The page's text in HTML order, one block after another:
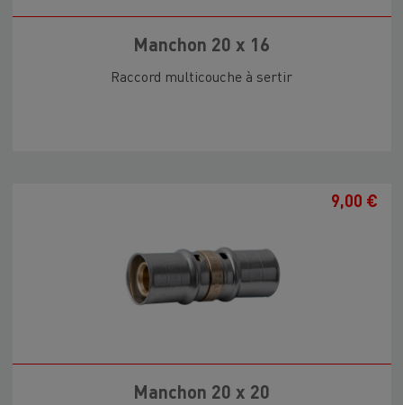
Manchon 20 x 16
Raccord multicouche à sertir
9,00 €
Manchon 20 x 20